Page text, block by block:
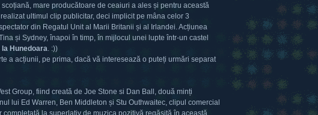
mare producătoare de ceaiuri a ales și pentru această
ultimul clip publicitar, deci implicit pe mâna celor 3
din Regatul Unit al Marii Britanii și al Irlandei. Acțiunea
și Sydney, înapoi în timp, în mijlocul unei lupte într-un castel
Hunedoara. :))
a acțiunii, pe prima, dacă vă interesează o puteți urmări separat
Group, fiind creată de Joe Stone si Dan Ball, două minți
lui Ed Warren, Ben Middleton și Stu Outhwaitec, clipul comercial
la superlativ de muzica pozitivă regăsită în această